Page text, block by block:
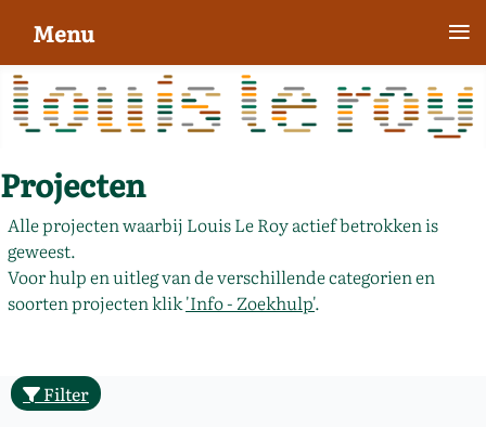
Projecten
Alle projecten waarbij Louis Le Roy actief betrokken is
geweest.
Voor hulp en uitleg van de verschillende categorien en
soorten projecten klik'Info - Zoekhulp'.
Filter
Menu ≡